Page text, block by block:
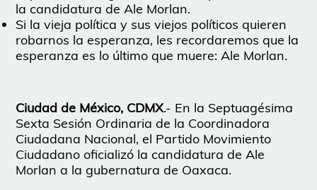
la candidatura de Ale Morlan.
Si la vieja política y sus viejos políticos quieren
robarnos la esperanza, les recordaremos que la
esperanza es lo último que muere: Ale Morlan.
Ciudad de México, CDMX.- En la Septuagésima
Sexta Sesión Ordinaria de la Coordinadora
Ciudadana Nacional, el Partido Movimiento
Ciudadano oficializó la candidatura de Ale
Morlan a la gubernatura de Oaxaca.